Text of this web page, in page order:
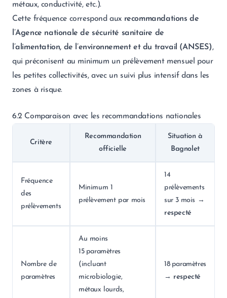
métaux, conductivité, etc.).
Cette fréquence correspond aux recommandations de
l’Agence nationale de sécurité sanitaire de
l’alimentation, de l’environnement et du travail (ANSES),
qui préconisent au minimum un prélèvement mensuel pour
les petites collectivités, avec un suivi plus intensif dans les
zones à risque.
6.2 Comparaison avec les recommandations nationales
Critère
Recommandation
officielle
Situation à
Bagnolet
Fréquence
des
prélèvements
Minimum 1
prélèvement par mois
14
prélèvements
sur 3 mois →
respecté
Nombre de
paramètres
Au moins
15 paramètres
(incluant
microbiologie,
métaux lourds,
18 paramètres
→ respecté